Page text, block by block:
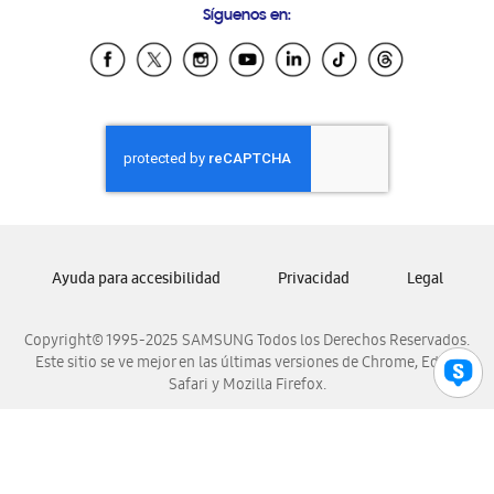
Samsung Ecuador
Samsung El Salvador
Samsung Honduras
Samsung Nicaragua
Samsung Panamá
Samsung Venezuela
Síguenos en:
Copyright© 1995-2025 SAMSUNG Todos los Derechos Reservados.
Este sitio se ve mejor en las últimas versiones de Chrome, Edge,
Safari y Mozilla Firefox.
Ayuda para accesibilidad Privacidad Legal